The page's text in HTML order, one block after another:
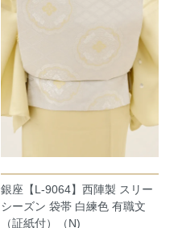
銀座【L-9064】西陣製 スリー
シーズン 袋帯 白練色 有職文
（証紙付）（N)